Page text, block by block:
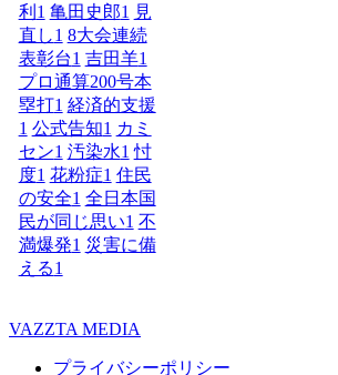
利 1 亀田史郎1 見
直し1 8大会連続
表彰台1 吉田羊1
プロ通算200号本
塁打1 経済的支援
1 公式告知1 カミ
セン1 汚染水1 忖
度1 花粉症1 住民
の安全1 全日本国
民が同じ思い1 不
満爆発1 災害に備
える1
VAZZTA MEDIA
プライバシーポリシー